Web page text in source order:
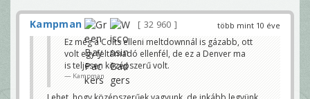
több mint 10 éve
Kampman
32 960
Ez még a Colts elleni meltdownnál is gázabb, ott
volt egy feltámadó ellenfél, de ez a Denver ma
is teljesen középszerű volt.
Kampman